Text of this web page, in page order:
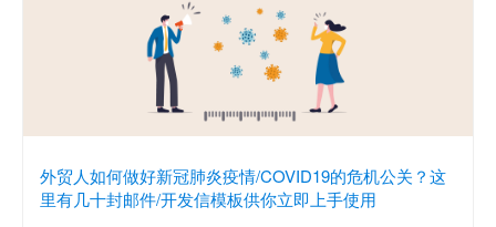
外贸人如何做好新冠肺炎疫情/COVID19的危机公关？这
里有几十封邮件/开发信模板供你立即上手使用